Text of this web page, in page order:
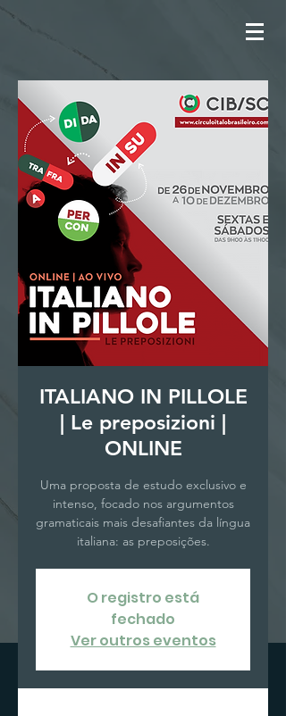
ITALIANO IN PILLOLE
| Le preposizioni |
ONLINE
Uma proposta de estudo exclusivo e
intenso, focado nos argumentos
gramaticais mais desafiantes da língua
italiana: as preposições.
O registro está
fechado
Ver outros eventos